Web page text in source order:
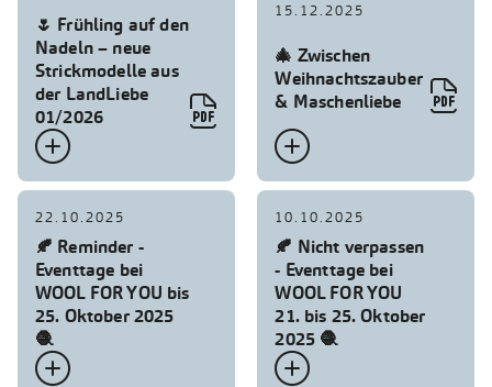
🌷 Frühling auf den
Nadeln – neue
Strickmodelle aus
der LandLiebe
01/2026


15.12.2025
🎄 Zwischen
Weihnachtszauber
& Maschenliebe


22.10.2025
🍂 Reminder -
Eventtage bei
WOOL FOR YOU bis
25. Oktober 2025
🧶

10.10.2025
🍂 Nicht verpassen
- Eventtage bei
WOOL FOR YOU
21. bis 25. Oktober
2025 🧶
